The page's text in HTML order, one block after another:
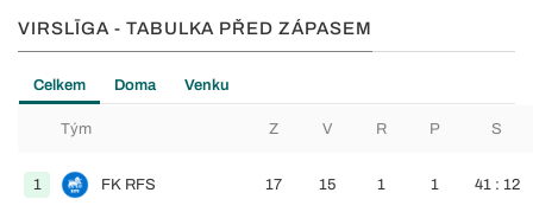
VIRSLĪGA - TABULKA PŘED ZÁPASEM
Celkem Doma Venku
Tým Z V R P S
1 FK RFS 17 15 1 1 41 : 12